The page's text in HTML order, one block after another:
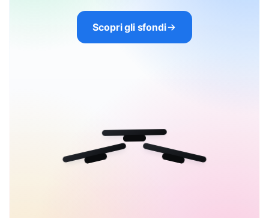
Scopri gli sfondi